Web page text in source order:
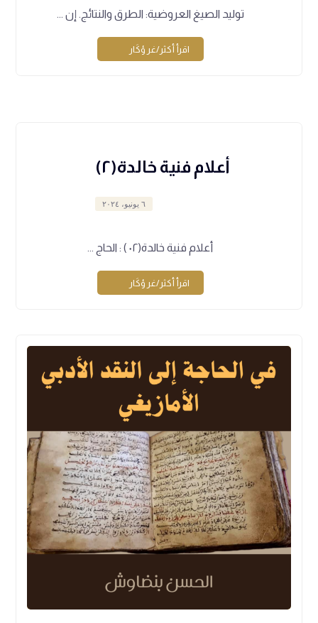
توليد الصيغ العروضية: الطرق والنتائج. إن ...
اقرأ أكثر/غر ؤكَار
أعلام فنية خالدة(٢)
٦ يونيو، ٢٠٢٤
أعلام فنية خالدة(٠٢ ) : الحاج ...
اقرأ أكثر/غر ؤكَار